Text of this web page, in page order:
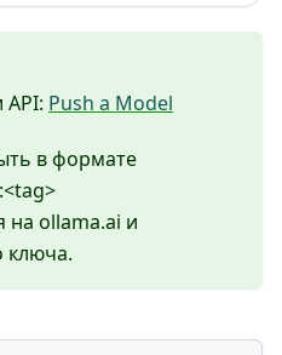
Push a Model
в формате
на ollama.ai и
ключа.